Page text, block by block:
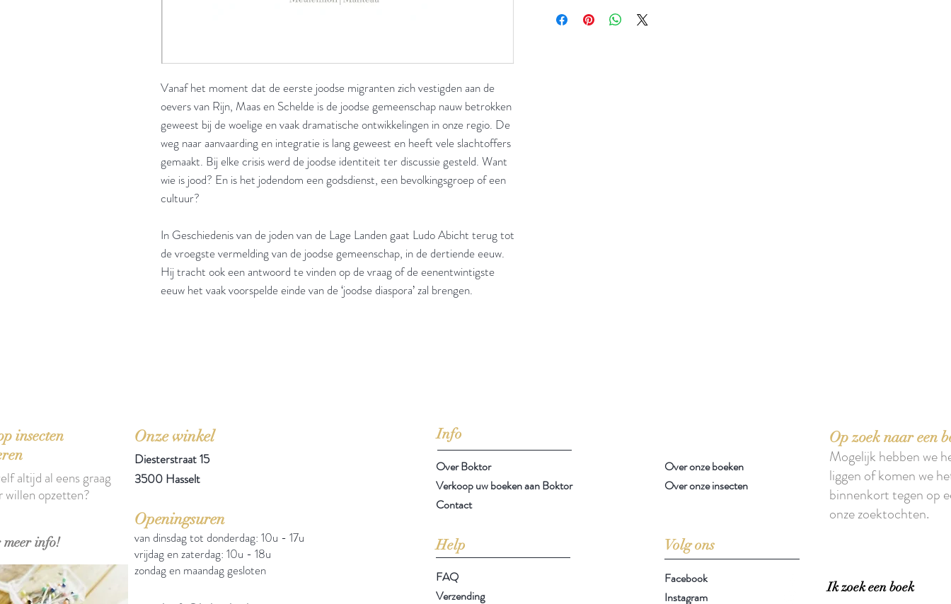
Vanaf het moment dat de eerste joodse migranten zich vestigden aan de
oevers van Rijn, Maas en Schelde is de joodse gemeenschap nauw betrokken
geweest bij de woelige en vaak dramatische ontwikkelingen in onze regio. De
weg naar aanvaarding en integratie is lang geweest en heeft vele slachtoffers
gemaakt. Bij elke crisis werd de joodse identiteit ter discussie gesteld. Want
wie is jood? En is het jodendom een godsdienst, een bevolkingsgroep of een
cultuur?
In Geschiedenis van de joden van de Lage Landen gaat Ludo Abicht terug tot
de vroegste vermelding van de joodse gemeenschap, in de dertiende eeuw.
Hij tracht ook een antwoord te vinden op de vraag of de eenentwintigste
eeuw het vaak voorspelde einde van de ‘joodse diaspora’ zal brengen.
insecten
info!
altijd al eens graag
willen opzetten?
Onze winkel
Diesterstraat 15
3500 Hasselt
Openingsuren
van dinsdag tot donderdag: 10u - 17u
vrijdag en zaterdag: 10u - 18u
zondag en maandag gesloten
Info
Over Boktor
Verkoop uw boeken aan Boktor
Contact
Help Volg ons
Op zoek naar een
Mogelijk hebben we
liggen of komen we
binnenkort tegen op
onze zoektochten.
FAQ
Verzending
Facebook
Instagram
Ik zoek een boek
Over onze boeken
Over onze insecten